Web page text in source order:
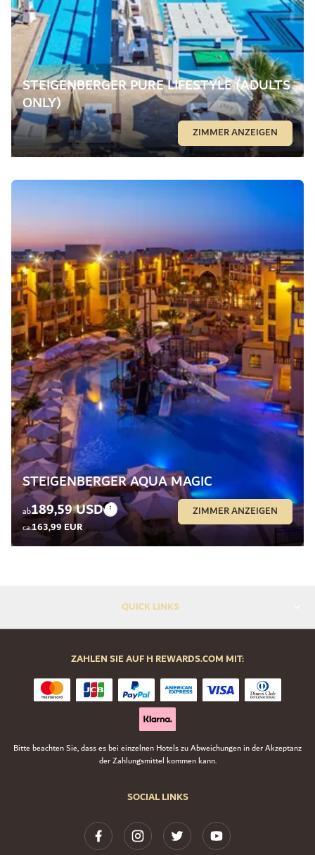
STEIGENBERGER PURE LIFESTYLE (ADULTS
ONLY)
ZIMMER ANZEIGEN
STEIGENBERGER AQUA MAGIC
ab189,59 USD
ca.163,99 EUR
ZIMMER ANZEIGEN
QUICK LINKS
SOCIAL LINKS
ZAHLEN SIE AUF H REWARDS.COM MIT:
Bitte beachten Sie, dass es bei einzelnen Hotels zu Abweichungen in der Akzeptanz
der Zahlungsmittel kommen kann.